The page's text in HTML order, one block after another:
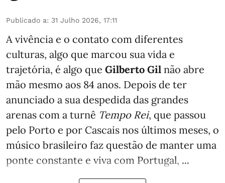
Publicado a: 31 Julho 2026, 17:11
A vivência e o contato com diferentes
culturas, algo que marcou sua vida e
trajetória, é algo que Gilberto Gil não abre
mão mesmo aos 84 anos. Depois de ter
anunciado a sua despedida das grandes
arenas com a turnê Tempo Rei, que passou
pelo Porto e por Cascais nos últimos meses, o
músico brasileiro faz questão de manter uma
ponte constante e viva com Portugal, ...